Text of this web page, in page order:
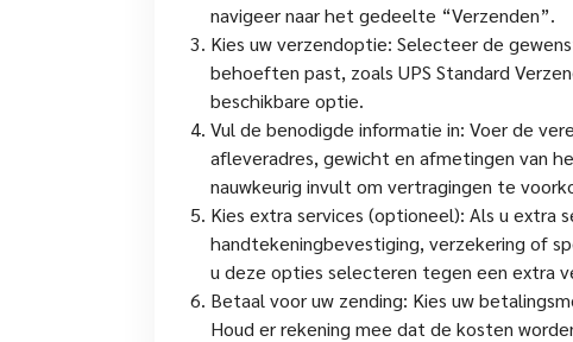
navigeer naar het gedeelte “Verzenden”.
Kies uw verzendoptie: Selecteer de
behoeften past, zoals UPS Standard
beschikbare optie.
Vul de benodigde informatie in: Voer de
afleveradres, gewicht en afmetingen van
nauwkeurig invult om vertragingen te
Kies extra services (optioneel): Als u extra
handtekeningbevestiging, verzekering of
u deze opties selecteren tegen een extra
Betaal voor uw zending: Kies uw
Houd er rekening mee dat de kosten